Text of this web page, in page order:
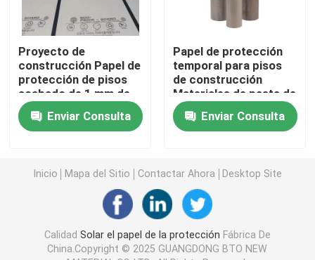
Papel negro de la cartulina
Cinta adhesiva respirable
Papel de rollo que embala
Papel coloreado Rolls
Papel reciclado de la cartulina
Proyecto de
construcción Papel de
protección de pisos
acabado de 1 mm de
espesor reciclable
Enviar Consulta
Papel de protección
temporal para pisos
de construcción
Materiales de pasta de
madera
Enviar Consulta
Inicio Mapa del Sitio Contactar Ahora Desktop Site
Calidad Solar el papel de la protección Fábrica De
China.Copyright © 2025 GUANGDONG BTO NEW